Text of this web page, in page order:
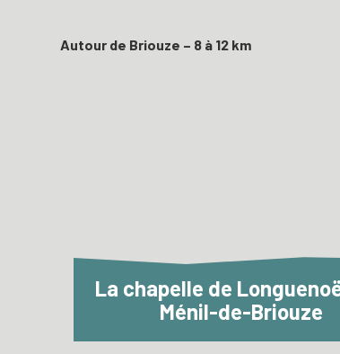
Autour de Briouze – 8 à 12 km
La chapelle de
Ménil-de-Briouze